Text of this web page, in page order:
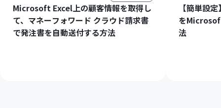
Microsoft Excel上の顧客情報を取得し
て、マネーフォワード クラウド請求書
で発注書を自動送付する方法
【簡単設
を
法